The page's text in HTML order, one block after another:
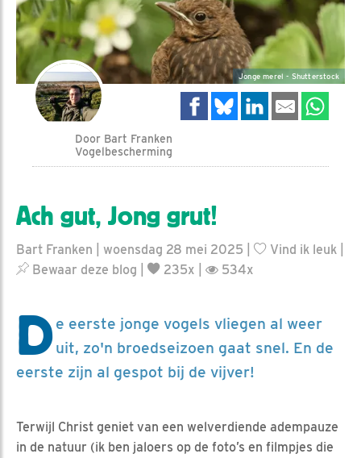
Jonge merel - Shutterstock
Door Bart Franken
Vogelbescherming
Ach gut, Jong grut!
Bart Franken | woensdag 28 mei 2025 | Vind ik leuk
Bewaar deze blog
235x | 534x
De eerste jonge vogels vliegen al weer
uit, zo'n broedseizoen gaat snel. En de
eerste zijn al gespot bij de vijver!
Terwijl Christ geniet van een welverdiende adempauze
in de natuur (ik ben jaloers op de foto’s en filmpjes die